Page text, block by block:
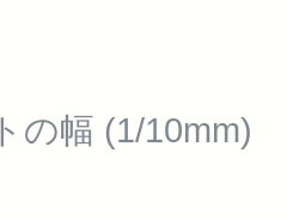
の幅 (1/10mm)